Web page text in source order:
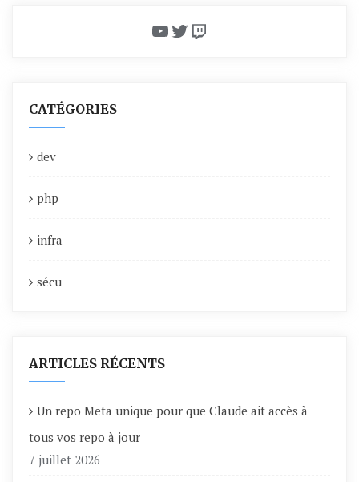
YouTube
Twitter
Twitch
CATÉGORIES
dev
php
infra
sécu
ARTICLES RÉCENTS
Un repo Meta unique pour que Claude ait accès à
tous vos repo à jour
7 juillet 2026